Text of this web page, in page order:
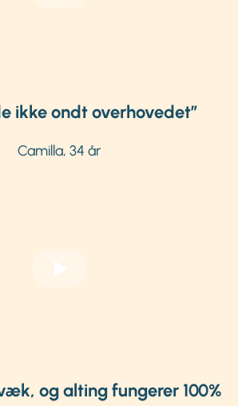
ikke ondt overhovedet”
Camilla, 34 år
og alting fungerer 100%